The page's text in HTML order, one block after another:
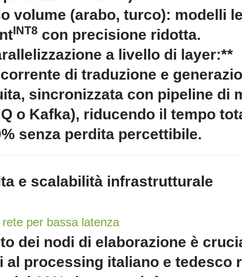
volume (arabo, turco): modelli
INT8 con precisione ridotta.
a livello di layer:**
di traduzione e
sincronizzata con pipeline di
o Kafka), riducendo il tempo
senza perdita percettibile.
e scalabilità infrastrutturale
per bassa latenza
dei nodi di elaborazione è
al processing italiano e tedesco